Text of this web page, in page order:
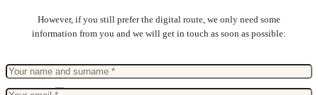
However, if you still prefer the digital route, we only need some
information from you and we will get in touch as soon as possible: